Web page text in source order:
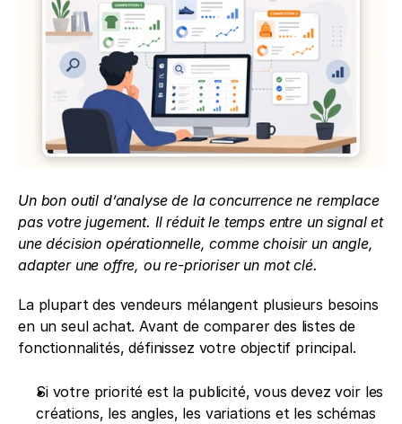
Un bon outil d’analyse de la concurrence ne remplace
pas votre jugement. Il réduit le temps entre un signal et
une décision opérationnelle, comme choisir un angle,
adapter une offre, ou re-prioriser un mot clé.
La plupart des vendeurs mélangent plusieurs besoins
en un seul achat. Avant de comparer des listes de
fonctionnalités, définissez votre objectif principal.
Si votre priorité est la publicité, vous devez voir les
créations, les angles, les variations et les schémas